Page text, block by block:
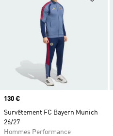
Prix
130 €
Survêtement FC Bayern Munich
26/27
Hommes Performance